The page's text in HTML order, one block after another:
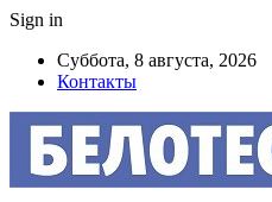
Sign in
Суббота, 8 августа, 2026
Контакты